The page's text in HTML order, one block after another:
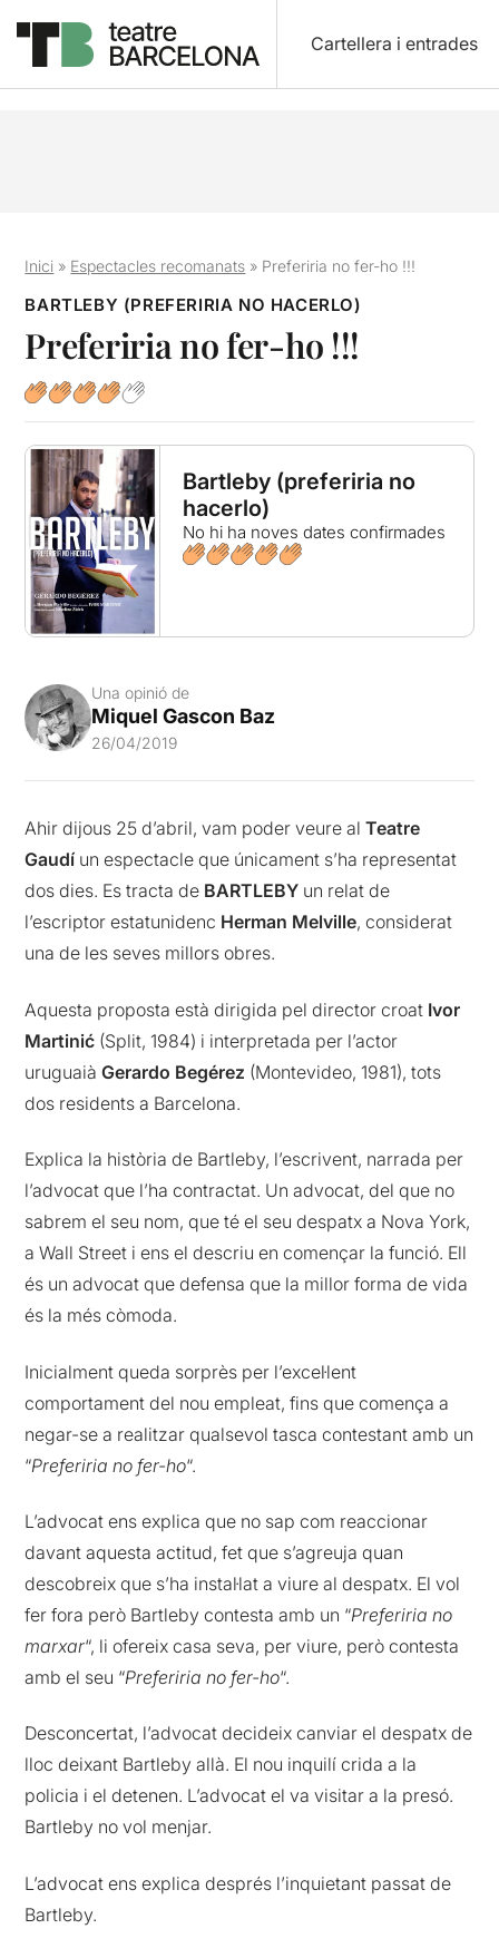
Cartellera i entrades
Inici » Espectacles recomanats » Preferiria no fer-ho !!!
BARTLEBY (PREFERIRIA NO HACERLO)
Preferiria no fer-ho !!!
Bartleby (preferiria no
hacerlo)
No hi ha noves dates confirmades
Una opinió de
Miquel Gascon Baz
26/04/2019
Ahir dijous 25 d’abril, vam poder veure alTeatre
Gaudí un espectacle que únicament s’ha representat
dos dies. Es tracta de BARTLEBY un relat de
l’escriptor estatunidenc Herman Melville, considerat
una de les seves millors obres.
Aquesta proposta està dirigida pel director croat Ivor
Martinić (Split, 1984) i interpretada per l’actor
uruguaiàGerardo Begérez (Montevideo, 1981), tots
dos residents a Barcelona.
Explica la història de Bartleby, l’escrivent, narrada per
l’advocat que l’ha contractat. Un advocat, del que no
sabrem el seu nom, que té el seu despatx a Nova York,
a Wall Street i ens el descriu en començar la funció. Ell
és un advocat que defensa que la millor forma de vida
és la més còmoda.
Inicialment queda sorprès per l’excel·lent
comportament del nou empleat, fins que comença a
negar-se a realitzar qualsevol tasca contestant amb un
“Preferiria no fer-ho“.
L’advocat ens explica que no sap com reaccionar
davant aquesta actitud, fet que s’agreuja quan
descobreix que s’ha instal·lat a viure al despatx. El vol
fer fora però Bartleby contesta amb un “Preferiria no
marxar“, li ofereix casa seva, per viure, però contesta
amb el seu “Preferiria no fer-ho“.
Desconcertat, l’advocat decideix canviar el despatx de
lloc deixant Bartleby allà. El nou inquilí crida a la
policia i el detenen. L’advocat el va visitar a la presó.
Bartleby no vol menjar.
L’advocat ens explica després l’inquietant passat de
Bartleby.